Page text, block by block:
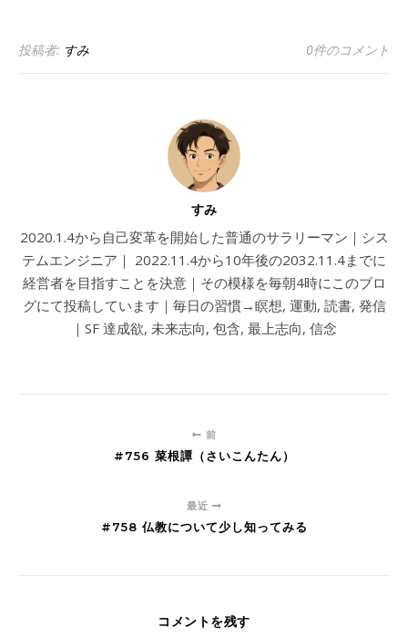
投稿者: すみ 0件のコメント
すみ
2020.1.4から自己変革を開始した普通のサラリーマン｜シス
テムエンジニア｜ 2022.11.4から10年後の2032.11.4までに
経営者を目指すことを決意｜その模様を毎朝4時にこのブロ
グにて投稿しています｜毎日の習慣→瞑想, 運動, 読書, 発信
｜SF 達成欲, 未来志向, 包含, 最上志向, 信念
前
#756 菜根譚（さいこんたん）
最近
#758 仏教について少し知ってみる
コメントを残す